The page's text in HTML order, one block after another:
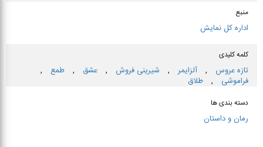
منبع
اداره کل نمایش
کلمه کلیدی
تازه عروس , آلزایمر , شیرینی فروش , عشق , طمع
,
فراموشی
, طلاق
دسته بندی ها
رمان و داستان